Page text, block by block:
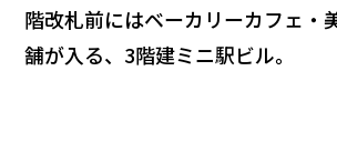
階改札前にはベーカリーカフェ・
舗が入る、3階建ミニ駅ビル。